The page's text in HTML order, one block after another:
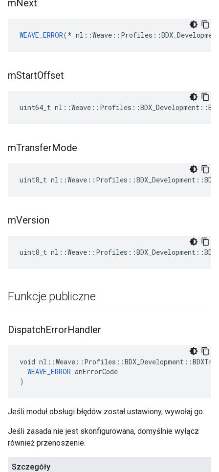
mNext
WEAVE_ERROR(*
mStartOffset
uint64_t
mTransferMode
uint8_t
mVersion
uint8_t
Funkcje publiczne
DispatchErrorHandler
void
WEAVE_ERROR anErrorCode
)
Jeśli moduł obsługi błędów został ustawiony, wywołaj go.
Jeśli zasada nie jest skonfigurowana, domyślnie wyłącz
również przenoszenie.
Szczegóły